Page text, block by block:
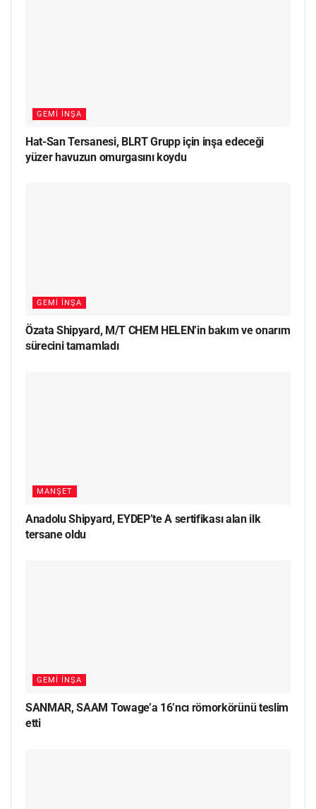
GEMI İNŞA
Hat-San Tersanesi, BLRT Grupp için inşa edeceği
yüzer havuzun omurgasını koydu
GEMI İNŞA
Özata Shipyard, M/T CHEM HELEN’in bakım ve onarım
sürecini tamamladı
MANŞET
Anadolu Shipyard, EYDEP’te A sertifikası alan ilk
tersane oldu
GEMI İNŞA
SANMAR, SAAM Towage’a 16’ncı römorkörünü teslim
etti